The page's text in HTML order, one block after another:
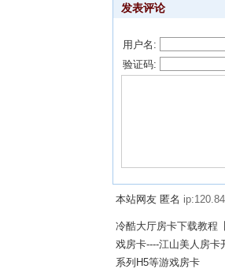
发表评论
用户名:
验证码:
本站网友 匿名
冷酷大厅房卡下载教
戏房卡----江山美人房
系列H5等游戏房卡